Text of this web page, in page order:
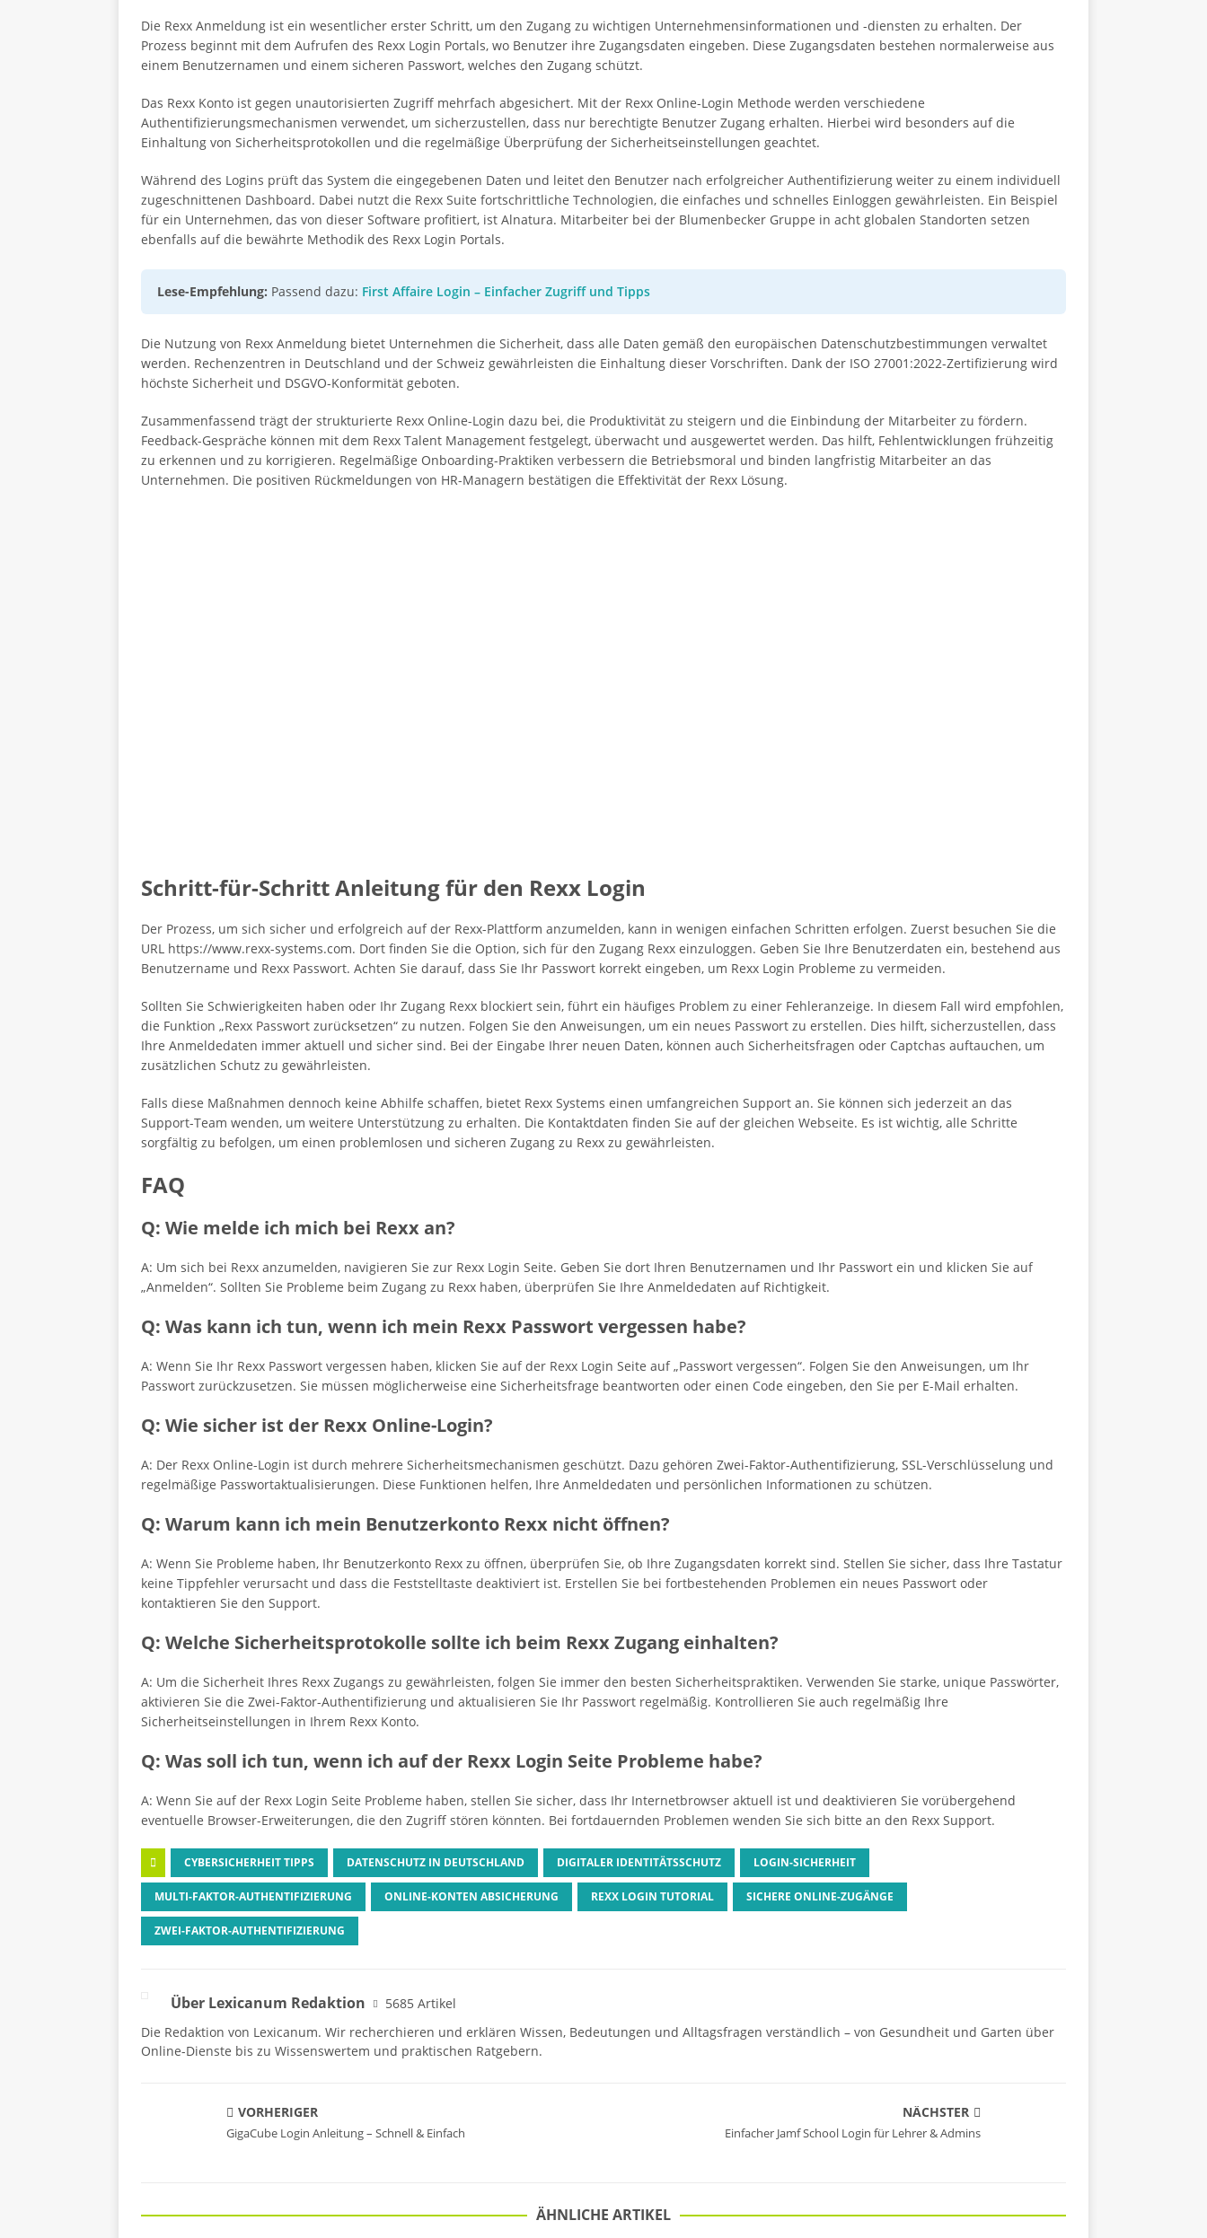
Die Rexx Anmeldung ist ein wesentlicher erster Schritt, um den Zugang zu wichtigen Unternehmensinformationen und -diensten zu erhalten. Der
Prozess beginnt mit dem Aufrufen des Rexx Login Portals, wo Benutzer ihre Zugangsdaten eingeben. Diese Zugangsdaten bestehen normalerweise aus
einem Benutzernamen und einem sicheren Passwort, welches den Zugang schützt.
Das Rexx Konto ist gegen unautorisierten Zugriff mehrfach abgesichert. Mit der Rexx Online-Login Methode werden verschiedene
Authentifizierungsmechanismen verwendet, um sicherzustellen, dass nur berechtigte Benutzer Zugang erhalten. Hierbei wird besonders auf die
Einhaltung von Sicherheitsprotokollen und die regelmäßige Überprüfung der Sicherheitseinstellungen geachtet.
Während des Logins prüft das System die eingegebenen Daten und leitet den Benutzer nach erfolgreicher Authentifizierung weiter zu einem individuell
zugeschnittenen Dashboard. Dabei nutzt die Rexx Suite fortschrittliche Technologien, die einfaches und schnelles Einloggen gewährleisten. Ein Beispiel
für ein Unternehmen, das von dieser Software profitiert, ist Alnatura. Mitarbeiter bei der Blumenbecker Gruppe in acht globalen Standorten setzen
ebenfalls auf die bewährte Methodik des Rexx Login Portals.
Lese-Empfehlung: Passend dazu: First Affaire Login – Einfacher Zugriff und Tipps
Die Nutzung von Rexx Anmeldung bietet Unternehmen die Sicherheit, dass alle Daten gemäß den europäischen Datenschutzbestimmungen verwaltet
werden. Rechenzentren in Deutschland und der Schweiz gewährleisten die Einhaltung dieser Vorschriften. Dank der ISO 27001:2022-Zertifizierung wird
höchste Sicherheit und DSGVO-Konformität geboten.
Zusammenfassend trägt der strukturierte Rexx Online-Login dazu bei, die Produktivität zu steigern und die Einbindung der Mitarbeiter zu fördern.
Feedback-Gespräche können mit dem Rexx Talent Management festgelegt, überwacht und ausgewertet werden. Das hilft, Fehlentwicklungen frühzeitig
zu erkennen und zu korrigieren. Regelmäßige Onboarding-Praktiken verbessern die Betriebsmoral und binden langfristig Mitarbeiter an das
Unternehmen. Die positiven Rückmeldungen von HR-Managern bestätigen die Effektivität der Rexx Lösung.
Schritt-für-Schritt Anleitung für den Rexx Login
Der Prozess, um sich sicher und erfolgreich auf der Rexx-Plattform anzumelden, kann in wenigen einfachen Schritten erfolgen. Zuerst besuchen Sie die
URL https://www.rexx-systems.com. Dort finden Sie die Option, sich für den Zugang Rexx einzuloggen. Geben Sie Ihre Benutzerdaten ein, bestehend aus
Benutzername und Rexx Passwort. Achten Sie darauf, dass Sie Ihr Passwort korrekt eingeben, um Rexx Login Probleme zu vermeiden.
Sollten Sie Schwierigkeiten haben oder Ihr Zugang Rexx blockiert sein, führt ein häufiges Problem zu einer Fehleranzeige. In diesem Fall wird empfohlen,
die Funktion „Rexx Passwort zurücksetzen“ zu nutzen. Folgen Sie den Anweisungen, um ein neues Passwort zu erstellen. Dies hilft, sicherzustellen, dass
Ihre Anmeldedaten immer aktuell und sicher sind. Bei der Eingabe Ihrer neuen Daten, können auch Sicherheitsfragen oder Captchas auftauchen, um
zusätzlichen Schutz zu gewährleisten.
Falls diese Maßnahmen dennoch keine Abhilfe schaffen, bietet Rexx Systems einen umfangreichen Support an. Sie können sich jederzeit an das
Support-Team wenden, um weitere Unterstützung zu erhalten. Die Kontaktdaten finden Sie auf der gleichen Webseite. Es ist wichtig, alle Schritte
sorgfältig zu befolgen, um einen problemlosen und sicheren Zugang zu Rexx zu gewährleisten.
FAQ
Q: Wie melde ich mich bei Rexx an?
A: Um sich bei Rexx anzumelden, navigieren Sie zur Rexx Login Seite. Geben Sie dort Ihren Benutzernamen und Ihr Passwort ein und klicken Sie auf
„Anmelden“. Sollten Sie Probleme beim Zugang zu Rexx haben, überprüfen Sie Ihre Anmeldedaten auf Richtigkeit.
Q: Was kann ich tun, wenn ich mein Rexx Passwort vergessen habe?
A: Wenn Sie Ihr Rexx Passwort vergessen haben, klicken Sie auf der Rexx Login Seite auf „Passwort vergessen“. Folgen Sie den Anweisungen, um Ihr
Passwort zurückzusetzen. Sie müssen möglicherweise eine Sicherheitsfrage beantworten oder einen Code eingeben, den Sie per E-Mail erhalten.
Q: Wie sicher ist der Rexx Online-Login?
A: Der Rexx Online-Login ist durch mehrere Sicherheitsmechanismen geschützt. Dazu gehören Zwei-Faktor-Authentifizierung, SSL-Verschlüsselung und
regelmäßige Passwortaktualisierungen. Diese Funktionen helfen, Ihre Anmeldedaten und persönlichen Informationen zu schützen.
Q: Warum kann ich mein Benutzerkonto Rexx nicht öffnen?
A: Wenn Sie Probleme haben, Ihr Benutzerkonto Rexx zu öffnen, überprüfen Sie, ob Ihre Zugangsdaten korrekt sind. Stellen Sie sicher, dass Ihre Tastatur
keine Tippfehler verursacht und dass die Feststelltaste deaktiviert ist. Erstellen Sie bei fortbestehenden Problemen ein neues Passwort oder
kontaktieren Sie den Support.
Q: Welche Sicherheitsprotokolle sollte ich beim Rexx Zugang einhalten?
A: Um die Sicherheit Ihres Rexx Zugangs zu gewährleisten, folgen Sie immer den besten Sicherheitspraktiken. Verwenden Sie starke, unique Passwörter,
aktivieren Sie die Zwei-Faktor-Authentifizierung und aktualisieren Sie Ihr Passwort regelmäßig. Kontrollieren Sie auch regelmäßig Ihre
Sicherheitseinstellungen in Ihrem Rexx Konto.
Q: Was soll ich tun, wenn ich auf der Rexx Login Seite Probleme habe?
A: Wenn Sie auf der Rexx Login Seite Probleme haben, stellen Sie sicher, dass Ihr Internetbrowser aktuell ist und deaktivieren Sie vorübergehend
eventuelle Browser-Erweiterungen, die den Zugriff stören könnten. Bei fortdauernden Problemen wenden Sie sich bitte an den Rexx Support.
CYBERSICHERHEIT TIPPS DATENSCHUTZ IN DEUTSCHLAND DIGITALER IDENTITÄTSSCHUTZ LOGIN-SICHERHEIT
MULTI-FAKTOR-AUTHENTIFIZIERUNG ONLINE-KONTEN ABSICHERUNG REXX LOGIN TUTORIAL SICHERE ONLINE-ZUGÄNGE
ZWEI-FAKTOR-AUTHENTIFIZIERUNG
Über Lexicanum Redaktion
5685 Artikel
Die Redaktion von Lexicanum. Wir recherchieren und erklären Wissen, Bedeutungen und Alltagsfragen verständlich – von Gesundheit und Garten über
Online-Dienste bis zu Wissenswertem und praktischen Ratgebern.
VORHERIGER
GigaCube Login Anleitung – Schnell & Einfach
NÄCHSTER
Einfacher Jamf School Login für Lehrer & Admins
ÄHNLICHE ARTIKEL